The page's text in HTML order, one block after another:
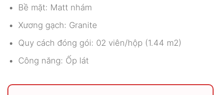
Bề mặt: Matt nhám
Xương gạch: Granite
Quy cách đóng gói: 02 viên/hộp (1.44 m2)
Công năng: Ốp lát